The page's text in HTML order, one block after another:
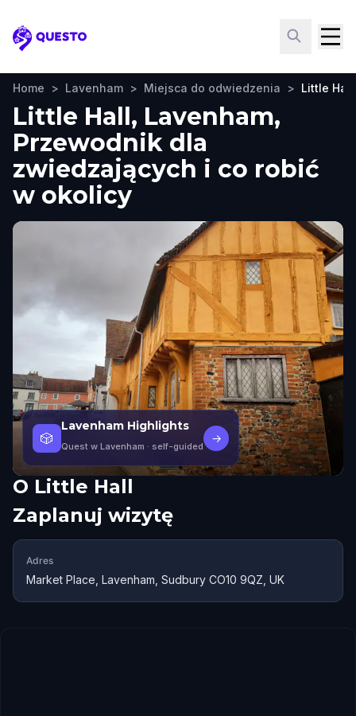
Questo
Home > Lavenham > Miejsca do odwiedzenia > Little Hall
Little Hall, Lavenham,
Przewodnik dla
zwiedzających i co robić
w okolicy
🎲
Lavenham Highlights
Quest w Lavenham · self-guided
→
O Little Hall
Zaplanuj wizytę
Adres
Market Place, Lavenham, Sudbury CO10 9QZ, UK